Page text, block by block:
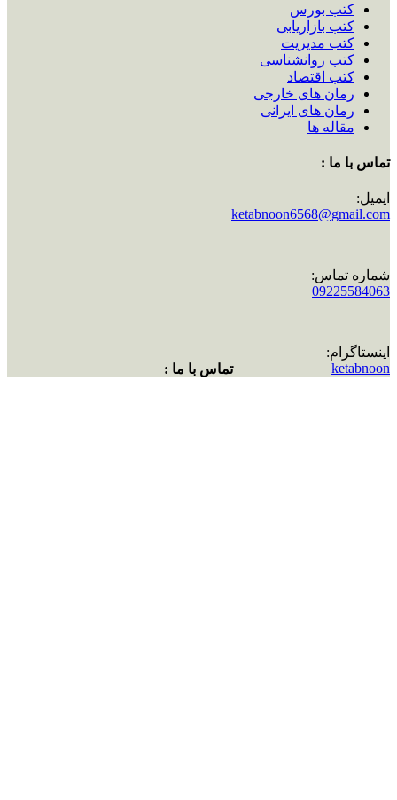
کتب بورس
کتب بازاریابی
کتب مدیریت
کتب روانشناسی
کتب اقتصاد
رمان های خارجی
رمان های ایرانی
مقاله ها
تماس با ما :
ایمیل:
ketabnoon6568@gmail.com
شماره تماس:
09225584063
اینستاگرام:
ketabnoon
تماس با ما :